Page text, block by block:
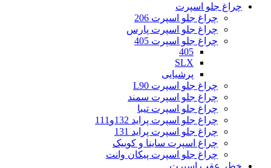
چراغ جلو اسپرت
چراغ جلو اسپرت 206
چراغ جلو اسپرت پارس
چراغ جلو اسپرت 405
405
SLX
پرشیایی
چراغ جلو اسپرت L90
چراغ جلو اسپرت سمند
چراغ جلو اسپرت تیبا
چراغ جلو اسپرت پراید 132و111
چراغ جلو اسپرت پراید 131
چراغ اسپرت ساینا و کوییک
چراغ جلو اسپرت پیکان وانت
خطر عقب اسپرت